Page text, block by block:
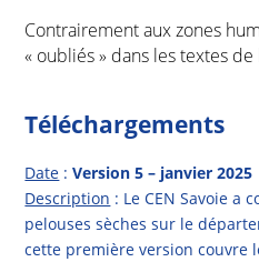
Contrairement aux zones
« oubliés » dans les textes de
Téléchargements
Date :Version 5 – janvier 2025
Description : Le CEN Savoie a
pelouses sèches sur le
cette première version couvre